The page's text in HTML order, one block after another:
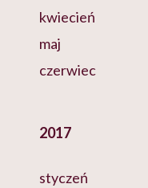
kwiecień
maj
czerwiec
2017
styczeń